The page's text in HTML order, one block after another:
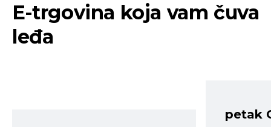
E-trgovina koja vam čuva
leđa
petak